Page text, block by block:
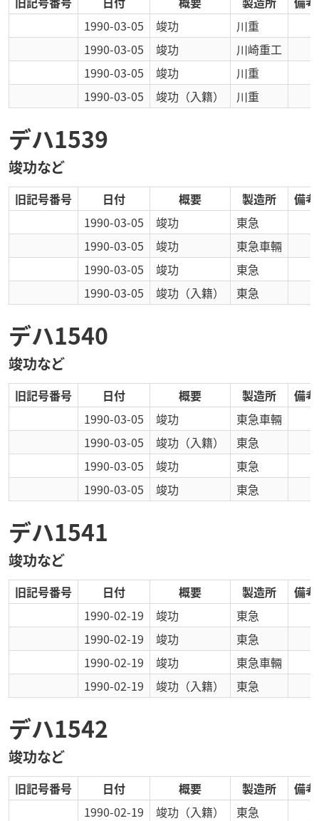
1990-03-05
竣功
川重
1990-03-05
竣功
川崎重工
1990-03-05
竣功
川重
1990-03-05
竣功 （入籍） 川重
デハ1539
竣功など
旧記号番号 日付 概要 製造所
備
1990-03-05
竣功
東急
1990-03-05
竣功
東急車輛
1990-03-05
竣功
東急
1990-03-05
竣功 （入籍） 東急
デハ1540
竣功など
旧記号番号 日付 概要 製造所
備
1990-03-05
竣功
東急車輛
1990-03-05
竣功 （入籍）
東急
1990-03-05
竣功
東急
1990-03-05
竣功 東急
デハ1541
竣功など
旧記号番号 日付 概要 製造所
備
1990-02-19
竣功
東急
1990-02-19
竣功
東急
1990-02-19
竣功
東急車輛
1990-02-19
竣功 （入籍） 東急
デハ1542
竣功など
旧記号番号 日付 概要 製造所
備
1990-02-19
竣功 （入籍）
東急